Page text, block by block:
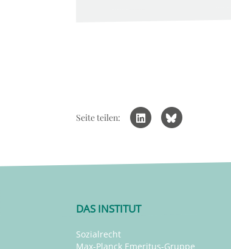
Seite teilen:
DAS INSTITUT
Sozialrecht
Max-Planck Emeritus-Gruppe